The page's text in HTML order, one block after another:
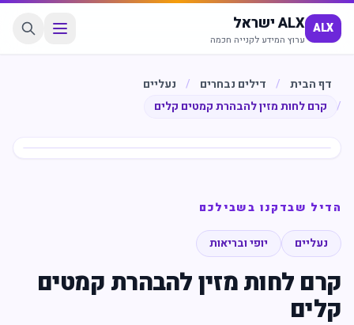
ALX ALX ישראל
ערוץ המידע לקנייה חכמה
דף הבית / דילים נבחרים /
נעליים
/
קרם לחות מזין להבהרת קמטים קלים
הדיל שבדקנו בשבילכם
נעליים יופי ובריאות
קרם לחות מזין להבהרת קמטים
קלים